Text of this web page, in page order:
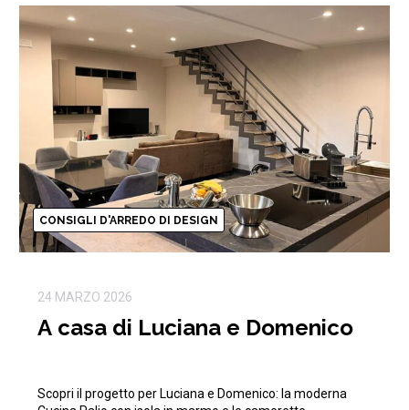
CONSIGLI D'ARREDO DI DESIGN
24 MARZO 2026
A casa di Luciana e Domenico
Scopri il progetto per Luciana e Domenico: la moderna